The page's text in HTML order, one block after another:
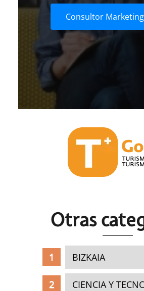
Consultor
Otras c
BIZKAIA
CIENCIA Y